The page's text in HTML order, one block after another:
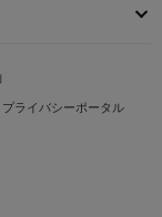
プライバシーポータル